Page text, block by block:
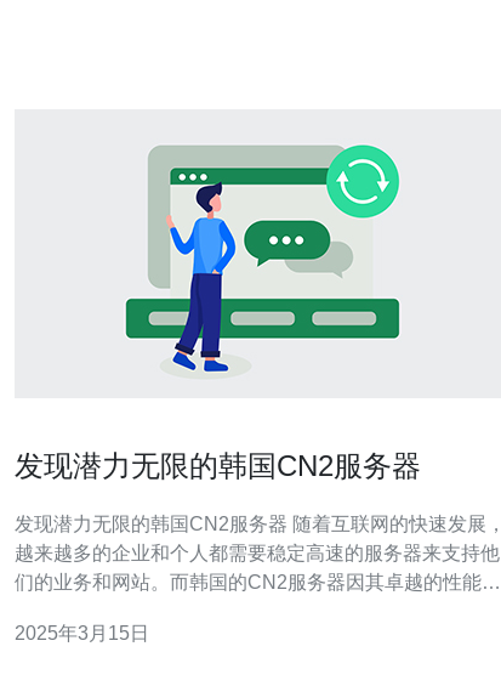
发现潜力无限的韩国CN2服务器
发现潜力无限的韩国CN2服务器 随着互联网的快速发展，
越来越多的企业和个人都需要稳定高速的服务器来支持他
们的业务和网站。而韩国的CN2服务器因其卓越的性能和
的优势和潜力，以及为什么它是一个理想的选择。 韩国
2025年3月15日